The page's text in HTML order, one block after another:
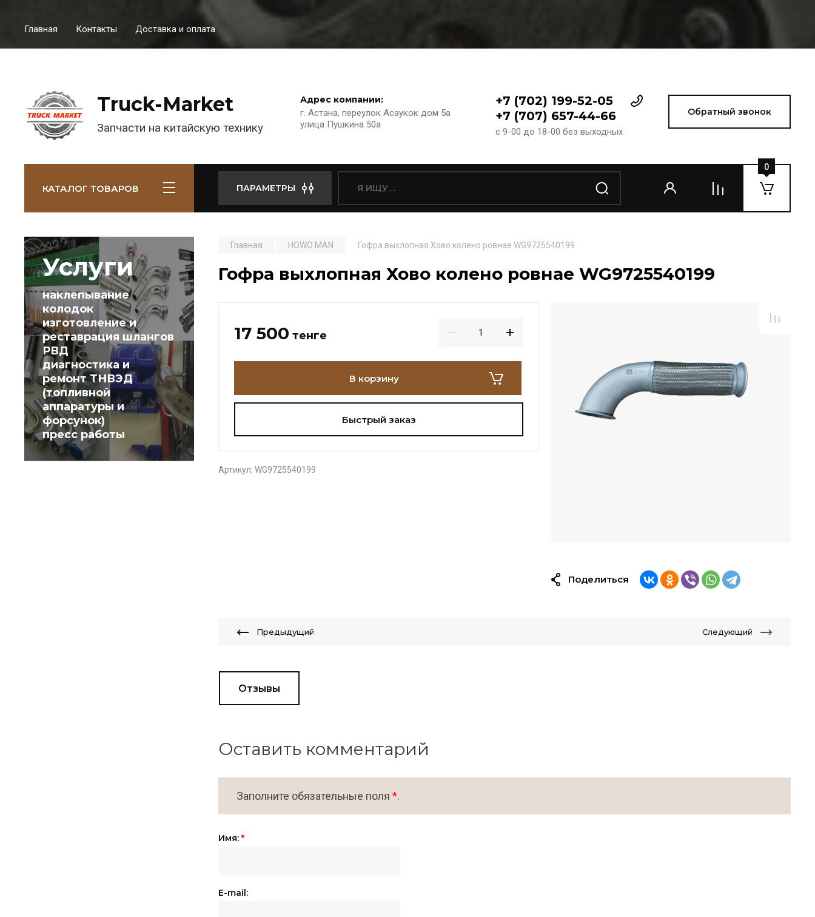
Главная Контакты Доставка и оплата
Truck-Market
Запчасти на китайскую технику
Адрес компании:
г. Астана, переулок Асаукок дом 5а
улица Пушкина 50а
+7 (702) 199-52-05
+7 (707) 657-44-66
с 9-00 до 18-00 без выходных
Обратный звонок
КАТАЛОГ ТОВАРОВ ПАРАМЕТРЫ
0
Услуги
наклепывание
колодок
изготовление и
реставрация шлангов
РВД
диагностика и
ремонт ТНВЭД
(топливной
аппаратуры и
форсунок)
пресс работы
Главная HOWO MAN Гофра выхлопная Хово колено ровнае WG9725540199
Гофра выхлопная Хово колено ровнае WG9725540199
17 500 тенге
В корзину
Быстрый заказ
Артикул: WG9725540199
Поделиться
Предыдущий Следующий
Отзывы
Оставить комментарий
Заполните обязательные поля *.
Имя: *
E-mail: